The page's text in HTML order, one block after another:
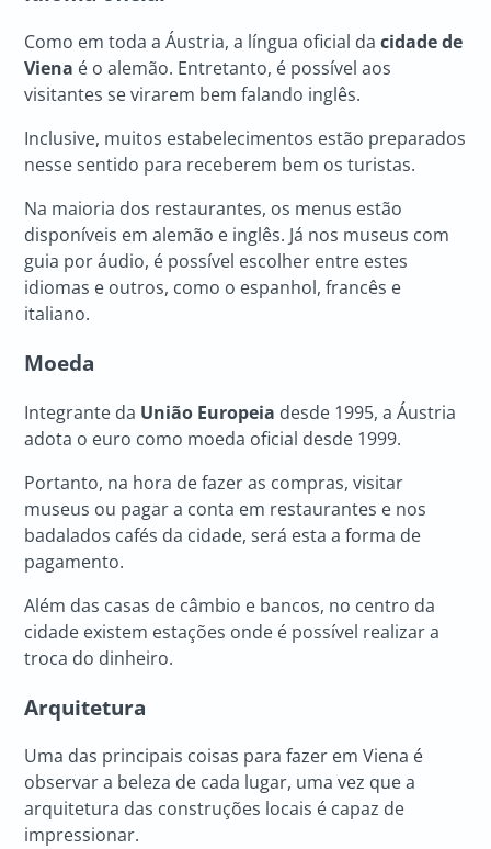
Como em toda a Áustria, a língua oficial da cidade de
Viena é o alemão. Entretanto, é possível aos
visitantes se virarem bem falando inglês.
Inclusive, muitos estabelecimentos estão preparados
nesse sentido para receberem bem os turistas.
Na maioria dos restaurantes, os menus estão
disponíveis em alemão e inglês. Já nos museus com
guia por áudio, é possível escolher entre estes
idiomas e outros, como o espanhol, francês e
italiano.
Moeda
Integrante da União Europeia desde 1995, a Áustria
adota o euro como moeda oficial desde 1999.
Portanto, na hora de fazer as compras, visitar
museus ou pagar a conta em restaurantes e nos
badalados cafés da cidade, será esta a forma de
pagamento.
Além das casas de câmbio e bancos, no centro da
cidade existem estações onde é possível realizar a
troca do dinheiro.
Arquitetura
Uma das principais coisas para fazer em Viena é
observar a beleza de cada lugar, uma vez que a
arquitetura das construções locais é capaz de
impressionar.